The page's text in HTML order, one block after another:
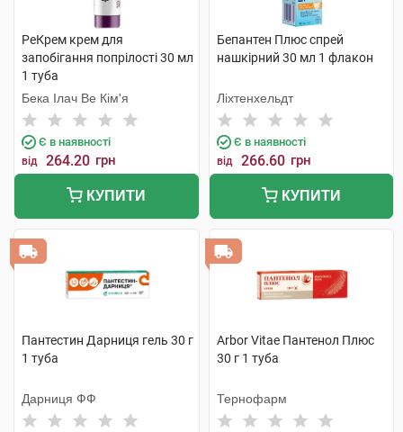
РеКрем крем для
запобігання попрілості 30 мл
1 туба
Бека Ілач Ве Кім'я
Є в наявності
від 264.20 грн
КУПИТИ
Бепантен Плюс спрей
нашкірний 30 мл 1 флакон
Ліхтенхельдт
Є в наявності
від 266.60 грн
КУПИТИ
Пантестин Дарниця гель 30 г
1 туба
Дарниця ФФ
Arbor Vitae Пантенол Плюс
30 г 1 туба
Тернофарм